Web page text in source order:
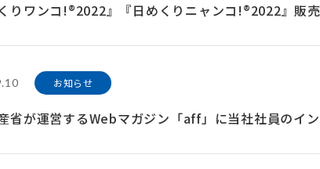
りワンコ!®2022』『日めくりニャンコ!®2022』販
お知らせ
省が運営するWebマガジン「aff」に当社社員のイ